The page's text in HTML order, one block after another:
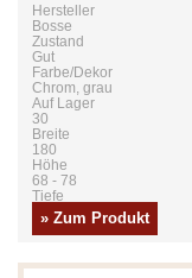
Hersteller
Bosse
Zustand
Gut
Farbe/Dekor
Chrom, grau
Auf Lager
30
Breite
180
Höhe
68 - 78
Tiefe
100
» Zum Produkt